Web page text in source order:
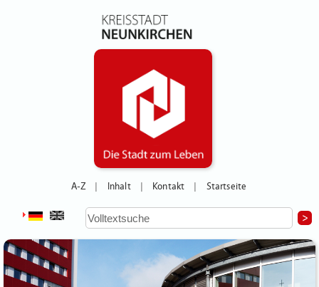
A-Z Inhalt Kontakt Startseite